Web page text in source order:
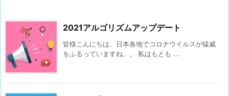
2021アルゴリズムアップデート
皆様こんにちは、日本各地でコロナウイルスが猛威
をふるっていますね。。 私はもとも ...